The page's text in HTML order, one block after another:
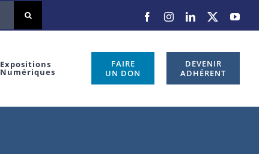
Expositions
Numériques
FAIRE
UN DON
DEVENIR
ADHÉRENT